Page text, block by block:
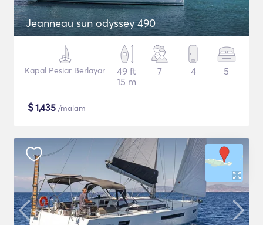
Jeanneau sun odyssey 490
Kapal Pesiar Berlayar
49 ft
15 m
7 4 5
$1,435 /malam